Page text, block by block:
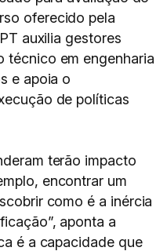
oferecido pela
auxilia gestores
técnico em engenharia
e apoia o
de políticas
terão impacto
encontrar um
como é a inércia
aponta a
é a capacidade que